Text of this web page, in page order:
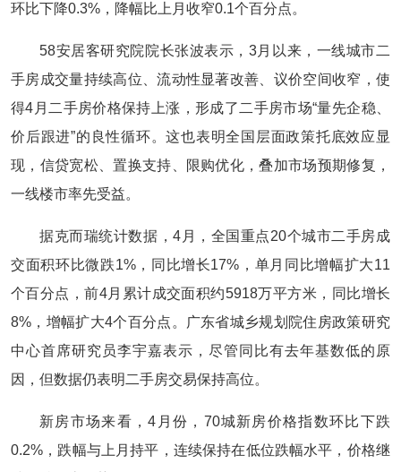
环比下降0.3%，降幅比上月收窄0.1个百分点。
58安居客研究院院长张波表示，3月以来，一线城市二
手房成交量持续高位、流动性显著改善、议价空间收窄，使
得4月二手房价格保持上涨，形成了二手房市场“量先企稳、
价后跟进”的良性循环。这也表明全国层面政策托底效应显
现，信贷宽松、置换支持、限购优化，叠加市场预期修复，
一线楼市率先受益。
据克而瑞统计数据，4月，全国重点20个城市二手房成
交面积环比微跌1%，同比增长17%，单月同比增幅扩大11
个百分点，前4月累计成交面积约5918万平方米，同比增长
8%，增幅扩大4个百分点。广东省城乡规划院住房政策研究
中心首席研究员李宇嘉表示，尽管同比有去年基数低的原
因，但数据仍表明二手房交易保持高位。
新房市场来看，4月份，70城新房价格指数环比下跌
0.2%，跌幅与上月持平，连续保持在低位跌幅水平，价格继